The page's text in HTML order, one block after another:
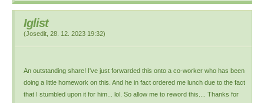
Iglist
(Josedit 28. 12. 2023 19:32)
An outstanding share! I've just forwarded this onto a co-worker who has been
doing a little homework on this. And he in fact ordered me lunch due to the fact
that I stumbled upon it for him... lol. So allow me to reword this.... Thanks for